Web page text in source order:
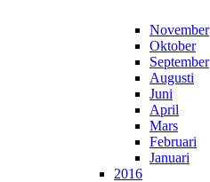
November
Oktober
September
Augusti
Juni
April
Mars
Februari
Januari
2016